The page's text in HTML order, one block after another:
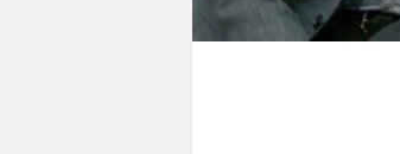
genossenschaft